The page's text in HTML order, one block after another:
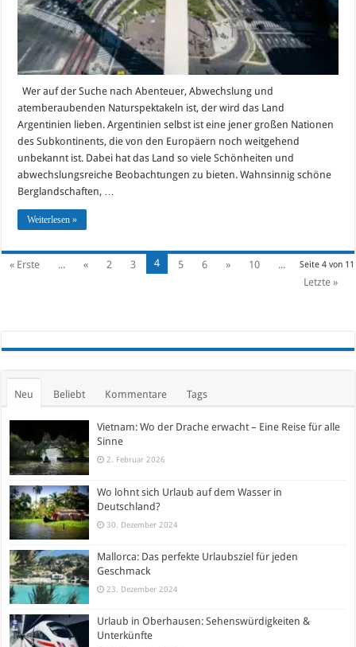
Wer auf der Suche nach Abenteuer, Abwechslung und
atemberaubenden Naturspektakeln ist, der wird das Land
Argentinien lieben. Argentinien selbst ist eine jener großen Nationen
des Subkontinents, die von den Europäern noch weitgehend
unbekannt ist. Dabei hat das Land so viele Schönheiten und
abwechslungsreiche Beobachtungen zu bieten. Wahnsinnig schöne
Berglandschaften, …
Weiterlesen »
Seite 4 von 11
« Erste ... « 2 3 4 5 6 » 10
...
Letzte »
Neu Beliebt Kommentare Tags
Vietnam: Wo der Drache erwacht – Eine Reise für alle
Sinne
2. Februar 2026
Wo lohnt sich Urlaub auf dem Wasser in
Deutschland?
30. Dezember 2024
Mallorca: Das perfekte Urlaubsziel für jeden
Geschmack
23. Dezember 2024
Urlaub in Oberhausen: Sehenswürdigkeiten &
Unterkünfte